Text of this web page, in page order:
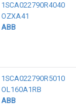
1SCA022790R4040
OZXA41
ABB
1SCA022790R5010
OL160A1RB
ABB